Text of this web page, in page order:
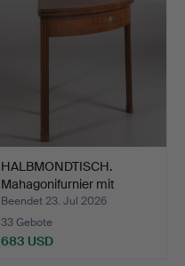
HALBMONDTISCH.
Mahagonifurnier mit
Messing…
Beendet 23. Jul 2026
33 Gebote
683 USD